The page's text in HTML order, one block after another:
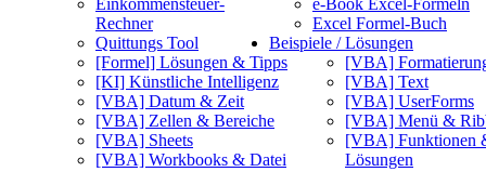
Einkommensteuer-
Rechner
Quittungs Tool
e-Book Excel-Formeln
Excel Formel-Buch
Beispiele / Lösungen
[Formel] Lösungen & Tipps
[KI] Künstliche Intelligenz
[VBA] Datum & Zeit
[VBA] Zellen & Bereiche
[VBA] Sheets
[VBA] Workbooks & Datei
[VBA]
[VBA] Text
[VBA] UserForms
[VBA] Menü &
[VBA] Funktionen
Lösungen